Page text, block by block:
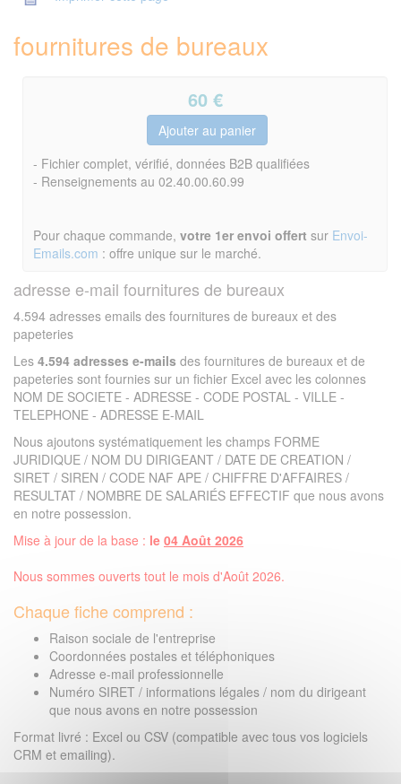
fournitures de bureaux
60 €
- Fichier complet, vérifié, données B2B qualifiées
- Renseignements au 02.40.00.60.99
Pour chaque commande, votre 1er envoi offert sur Envoi-
Emails.com : offre unique sur le marché.
adresse e-mail fournitures de bureaux
4.594 adresses emails des fournitures de bureaux et des
papeteries
Les 4.594 adresses e-mails des fournitures de bureaux et de
papeteries sont fournies sur un fichier Excel avec les colonnes
NOM DE SOCIETE - ADRESSE - CODE POSTAL - VILLE -
TELEPHONE - ADRESSE E-MAIL
Nous ajoutons systématiquement les champs FORME
JURIDIQUE / NOM DU DIRIGEANT / DATE DE CREATION /
SIRET / SIREN / CODE NAF APE / CHIFFRE D'AFFAIRES /
RESULTAT / NOMBRE DE SALARIÉS EFFECTIF que nous avons
en notre possession.
Mise à jour de la base : le 04 Août 2026
Nous sommes ouverts tout le mois d'Août 2026.
Chaque fiche comprend :
Raison sociale de l'entreprise
Coordonnées postales et téléphoniques
Adresse e-mail professionnelle
Numéro SIRET / informations légales / nom du dirigeant
que nous avons en notre possession
Format livré : Excel ou CSV (compatible avec tous vos logiciels
CRM et emailing).